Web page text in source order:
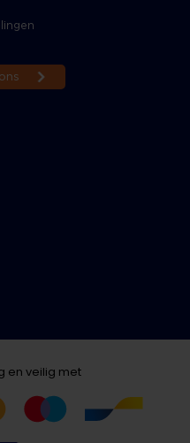
en veilig met